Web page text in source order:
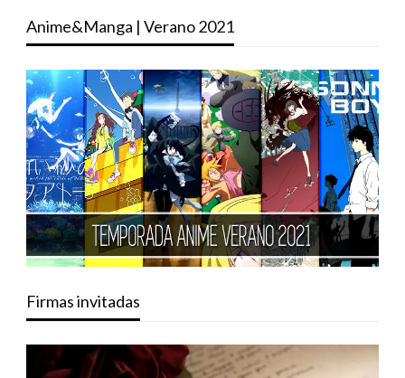
Anime&Manga | Verano 2021
Firmas invitadas